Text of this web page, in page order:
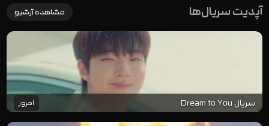
آپدیت سریال‌ها مشاهده آرشیو
سریال Dream to You امروز